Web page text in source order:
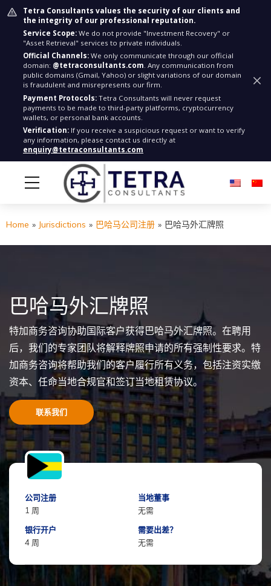
Tetra Consultants values the security of our clients and
the integrity of our professional reputation.
Service Scope: We do not provide "Investment Recovery" or
"Asset Retrieval" services to private individuals.
Official Channels: We only communicate through our official
domain: @tetraconsultants.com. Any communication from
public domains (Gmail, Yahoo) or slight variations of our domain
is fraudulent and misrepresents our firm.
Payment Protocols: Tetra Consultants will never request
payments to be made to third-party platforms, cryptocurrency
wallets, or personal bank accounts.
Verification: If you receive a suspicious request or want to verify
any information, please contact us directly at
enquiry@tetraconsultants.com
Home » Jurisdictions » 巴哈马公司注册 » 巴哈马外汇牌照
巴哈马外汇牌照
特加商务咨询协助国际客户获得巴哈马外汇牌照。在聘用
后，我们的专家团队将解释牌照申请的所有强制性要求。特
加商务咨询将帮助我们的客户履行所有义务，包括注资实缴
资本、任命当地合规官和签订当地租赁协议。
联系我们
公司注册
1 周
当地董事
无需
银行开户
4 周
需要出差？
无需